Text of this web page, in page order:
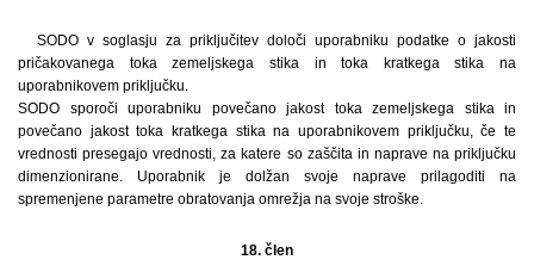
SODO v soglasju za priključitev določi uporabniku podatke o jakosti
pričakovanega toka zemeljskega stika in toka kratkega stika na
uporabnikovem priključku.
SODO sporoči uporabniku povečano jakost toka zemeljskega stika in
povečano jakost toka kratkega stika na uporabnikovem priključku, če te
vrednosti presegajo vrednosti, za katere so zaščita in naprave na priključku
dimenzionirane. Uporabnik je dolžan svoje naprave prilagoditi na
spremenjene parametre obratovanja omrežja na svoje stroške.
18. člen